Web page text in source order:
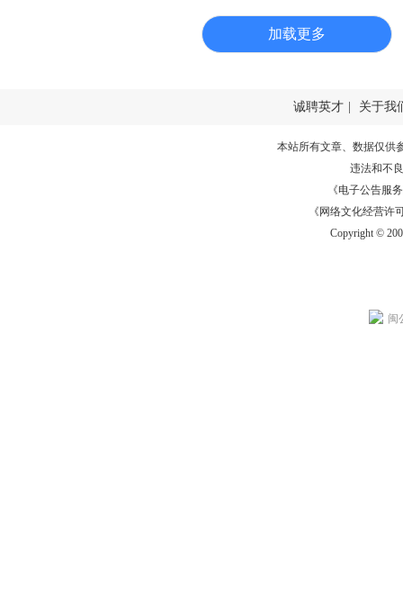
加载更多
诚聘英才 关于我
本站所有文章、数据仅供
违法和不
《电子公告服务
《网络文化经营许
Copyright ©
闽